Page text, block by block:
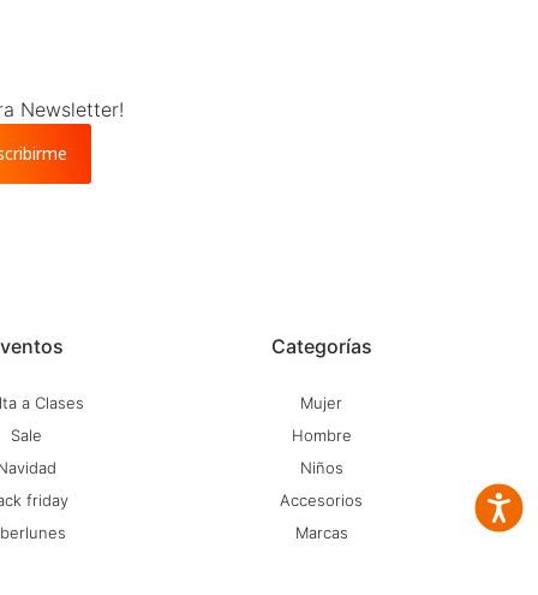
a Clases
Sale
friday
Categorías
Mujer
Hombre
Niños
Accesorios
Marcas
Newsletter!